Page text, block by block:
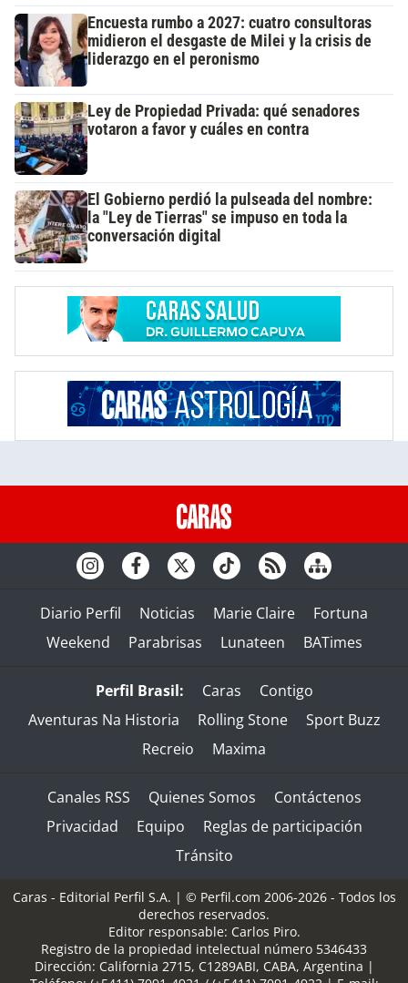
Encuesta rumbo a 2027: cuatro consultoras
midieron el desgaste de Milei y la crisis de
liderazgo en el peronismo
Ley de Propiedad Privada: qué senadores
votaron a favor y cuáles en contra
El Gobierno perdió la pulseada del nombre:
la "Ley de Tierras" se impuso en toda la
conversación digital
Diario Perfil Noticias Marie Claire
Fortuna
Weekend
Parabrisas Lunateen BATimes
Perfil Brasil: Caras
Contigo
Aventuras Na Historia
Rolling Stone
Sport Buzz
Recreio
Maxima
Canales RSS Quienes Somos
Contáctenos
Privacidad
Equipo
Reglas de participación
Tránsito
Caras - Editorial Perfil S.A. | © Perfil.com 2006-2026 - Todos los
derechos reservados.
Editor responsable: Carlos Piro.
Registro de la propiedad intelectual número 5346433
Dirección: California 2715, C1289ABI, CABA, Argentina |